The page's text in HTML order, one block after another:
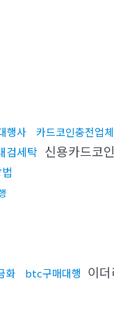
행사 카드코인충전업체
검세탁 신용카드코
화 btc구매대행 이